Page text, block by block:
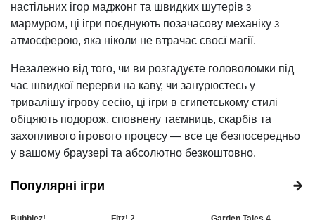
настільних ігор маджонг та швидких шутерів з
мармуром, ці ігри поєднують позачасову механіку з
атмосферою, яка ніколи не втрачає своєї магії.
Незалежно від того, чи ви розгадуєте головоломки під
час швидкої перерви на каву, чи занурюєтесь у
тривалішу ігрову сесію, ці ігри в єгипетському стилі
обіцяють подорож, сповнену таємниць, скарбів та
захопливого ігрового процесу — все це безпосередньо
у вашому браузері та абсолютно безкоштовно.
Популярні ігри